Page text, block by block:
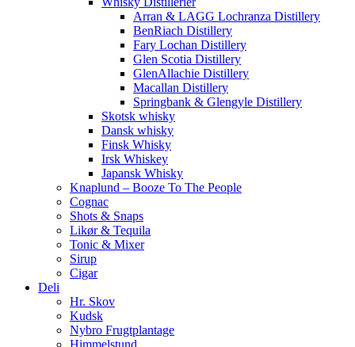
Arran & LAGG Lochranza Distillery
BenRiach Distillery
Fary Lochan Distillery
Glen Scotia Distillery
GlenAllachie Distillery
Macallan Distillery
Springbank & Glengyle Distillery
Skotsk whisky
Dansk whisky
Finsk Whisky
Irsk Whiskey
Japansk Whisky
Knaplund – Booze To The People
Cognac
Shots & Snaps
Likør & Tequila
Tonic & Mixer
Sirup
Cigar
Deli
Hr. Skov
Kudsk
Nybro Frugtplantage
Himmelstund